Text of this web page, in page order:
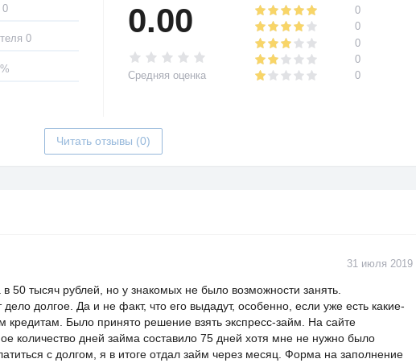
0
0 0.00
Средняя оценка
0
0
0
0
0
Читать отзывы (0)
31 июля 2019
50 тысяч рублей, но у знакомых не было возможности занять.
долгое. Да и не факт, что его выдадут, особенно, если уже есть какие-
кредитам. Было принято решение взять экспресс-займ. На сайте
количество дней займа составило 75 дней хотя мне не нужно было
с долгом, я в итоге отдал займ через месяц. Форма на заполнение